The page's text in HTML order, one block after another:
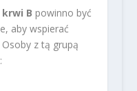
B powinno być
aby wspierać
z tą grupą